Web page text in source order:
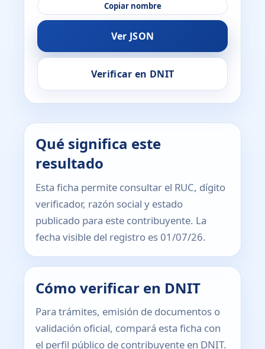
Copiar nombre
Ver JSON
Verificar en DNIT
Qué significa este
resultado
Esta ficha permite consultar el RUC, dígito
verificador, razón social y estado
publicado para este contribuyente. La
fecha visible del registro es 01/07/26.
Cómo verificar en DNIT
Para trámites, emisión de documentos o
validación oficial, compará esta ficha con
el perfil público de contribuyente en DNIT.